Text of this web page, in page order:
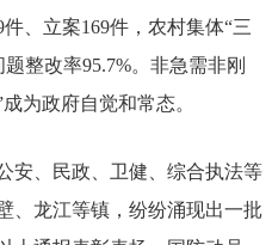
件、立案169件，农村集体“三
题整改率95.7%。非急需非刚
成为政府自觉和常态。
安、民政、卫健、综合执法等
、 龙江等镇，纷纷涌现出一批